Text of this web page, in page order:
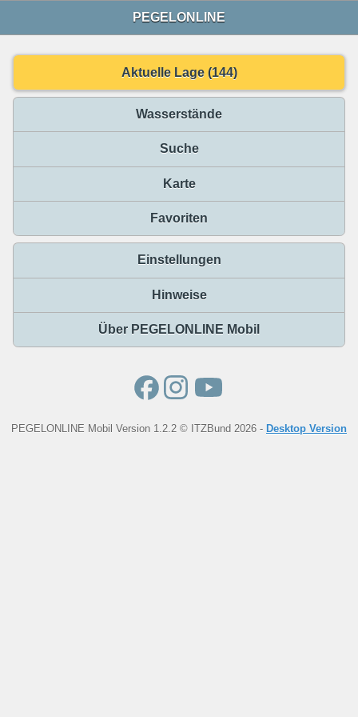
PEGELONLINE
Aktuelle Lage (144)
Wasserstände
Suche
Karte
Favoriten
Einstellungen
Hinweise
Über PEGELONLINE Mobil
PEGELONLINE Mobil Version 1.2.2 © ITZBund 2026 - Desktop Version